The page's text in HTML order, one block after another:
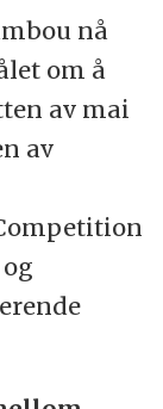
nå
om å
av mai
av